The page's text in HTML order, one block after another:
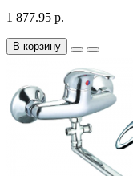
1 877.95 р.
В корзину